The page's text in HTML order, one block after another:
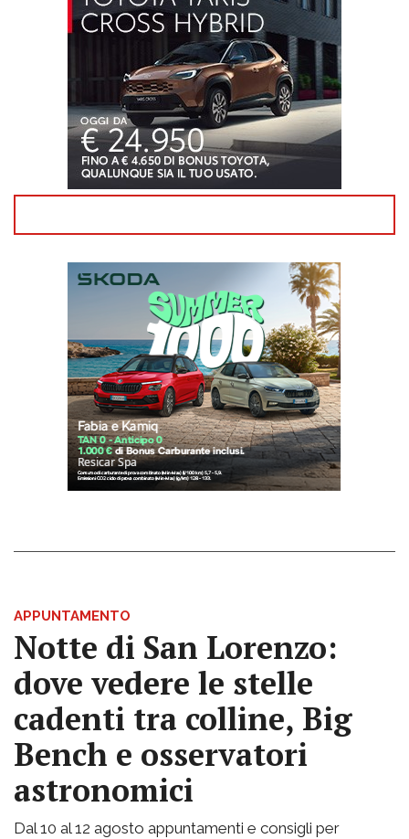
APPUNTAMENTO
Notte di San Lorenzo:
dove vedere le stelle
cadenti tra colline, Big
Bench e osservatori
astronomici
Dal 10 al 12 agosto appuntamenti e consigli per